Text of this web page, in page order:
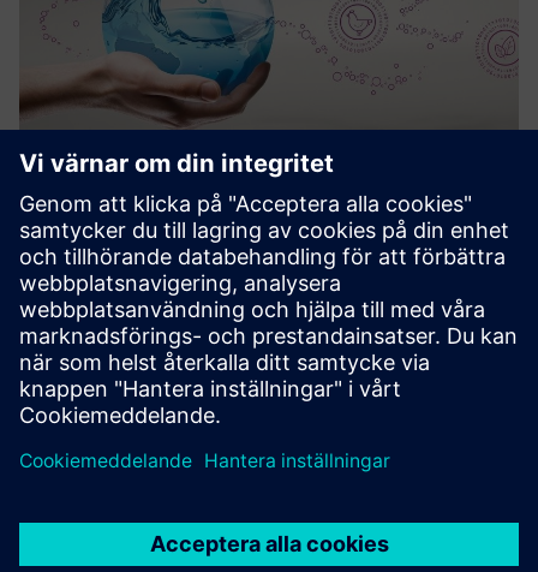
Water Hygiene as a Service
En lösning som möjliggör digitaliserad, automatisk
dosering av kemikalier för kunder från jordbrukssektorn
eller rengöring på plats.
Läs mer